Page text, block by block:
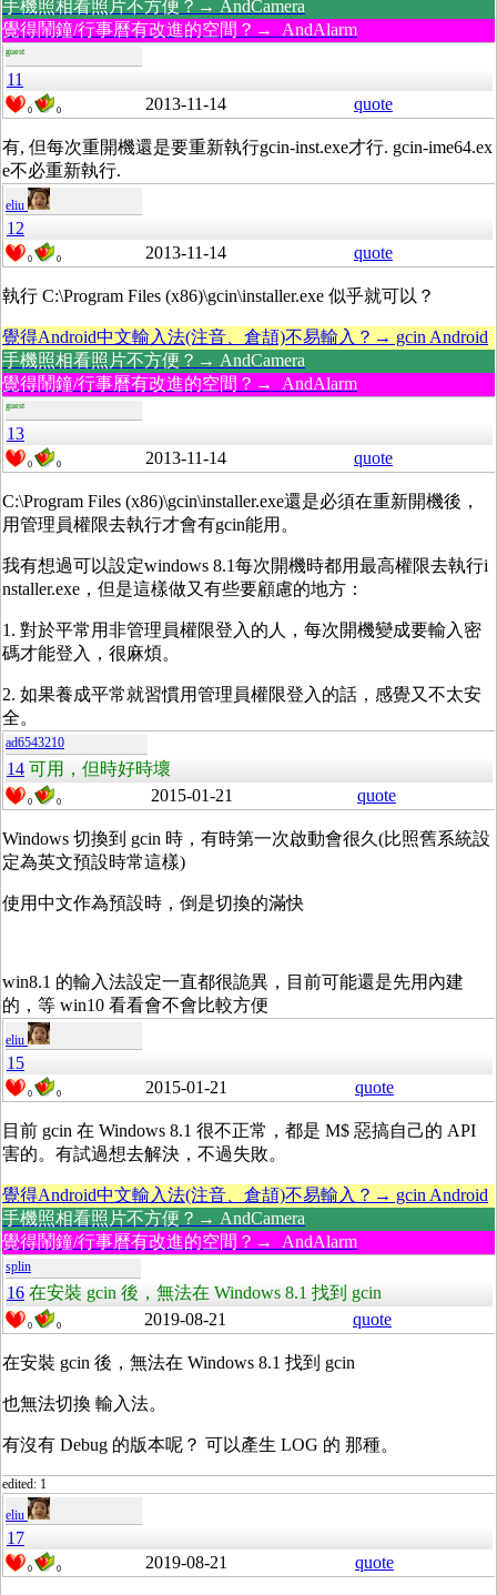
手機照相看照片不方便？→ AndCamera
覺得鬧鐘/行事曆有改進的空間？→ AndAlarm
guest
11
0 0 2013-11-14 quote
有, 但每次重開機還是要重新執行gcin-inst.exe才行. gcin-ime64.ex
e不必重新執行.
eliu
12
0 0 2013-11-14 quote
執行 C:\Program Files (x86)\gcin\installer.exe 似乎就可以？
覺得Android中文輸入法(注音、倉頡)不易輸入？→ gcin Android
手機照相看照片不方便？→ AndCamera
覺得鬧鐘/行事曆有改進的空間？→ AndAlarm
guest
13
0 0 2013-11-14 quote
C:\Program Files (x86)\gcin\installer.exe還是必須在重新開機後，
用管理員權限去執行才會有gcin能用。
我有想過可以設定windows 8.1每次開機時都用最高權限去執行i
nstaller.exe，但是這樣做又有些要顧慮的地方：
1. 對於平常用非管理員權限登入的人，每次開機變成要輸入密
碼才能登入，很麻煩。
2. 如果養成平常就習慣用管理員權限登入的話，感覺又不太安
全。
ad6543210
14 可用，但時好時壞
0 0 2015-01-21 quote
Windows 切換到 gcin 時，有時第一次啟動會很久(比照舊系統設
定為英文預設時常這樣)
使用中文作為預設時，倒是切換的滿快
win8.1 的輸入法設定一直都很詭異，目前可能還是先用內建
的，等 win10 看看會不會比較方便
eliu
15
0 0 2015-01-21 quote
目前 gcin 在 Windows 8.1 很不正常，都是 M$ 惡搞自己的 API
害的。有試過想去解決，不過失敗。
覺得Android中文輸入法(注音、倉頡)不易輸入？→ gcin Android
手機照相看照片不方便？→ AndCamera
覺得鬧鐘/行事曆有改進的空間？→ AndAlarm
splin
16 在安裝 gcin 後，無法在 Windows 8.1 找到 gcin
0 0 2019-08-21 quote
在安裝 gcin 後，無法在 Windows 8.1 找到 gcin
也無法切換 輸入法。
有沒有 Debug 的版本呢？ 可以產生 LOG 的 那種。
edited: 1
eliu
17
0 0 2019-08-21 quote